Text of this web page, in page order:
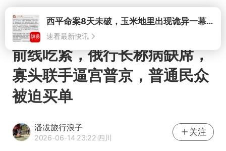
打开
速看最新快讯
前线吃紧，俄行长称病缺席，
寡头联手逼宫普京，普通民众
被迫买单
潘冹旅行浪子
2026-06-14 23:22·四川
关注